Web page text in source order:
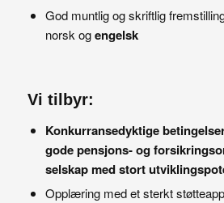
God muntlig og skriftlig
norsk ogengelsk
Vi tilbyr:
Konkurransedyktige
gode pensjons- og
selskap med stort
Opplæring med et sterkt